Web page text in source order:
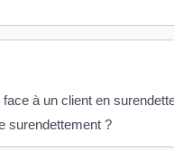
à un client en
surendettement ?